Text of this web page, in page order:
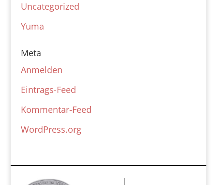
Uncategorized
Yuma
Meta
Anmelden
Eintrags-Feed
Kommentar-Feed
WordPress.org